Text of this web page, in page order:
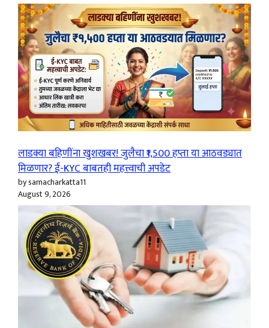
लाडक्या बहिणींना खुशखबर! जुलैचा ₹1,500 हप्ता या आठवड्यात
मिळणार? ई-KYC बाबतही महत्त्वाची अपडेट
by samacharkatta11
August 9, 2026